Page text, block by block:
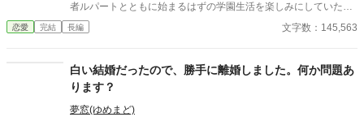
者ルパートとともに始まるはずの学園生活を楽しみにしていた。
けれど現実は、王女殿下のご機嫌を取るための、ルパートからの
理不尽な命令の連続。 「かつらと黒縁眼鏡の着用必須」「王女殿
するな」……。 ルパートから渡された「禁止事項一覧表」に縛ら
れ、ロザリンドは期待とは真逆の、暗黒の学園生活を送ること
に。 そんな日々の中での唯一の救いとなったのは、友人となって
くれた冷静で聡明な公爵令嬢、ノエリスの存在だった。 学期末、
恋愛 完結 長編 文字数：145,563
白い結婚だったので、勝手に離婚しました。何か問題あ
ります？
夢窓(ゆめまど)